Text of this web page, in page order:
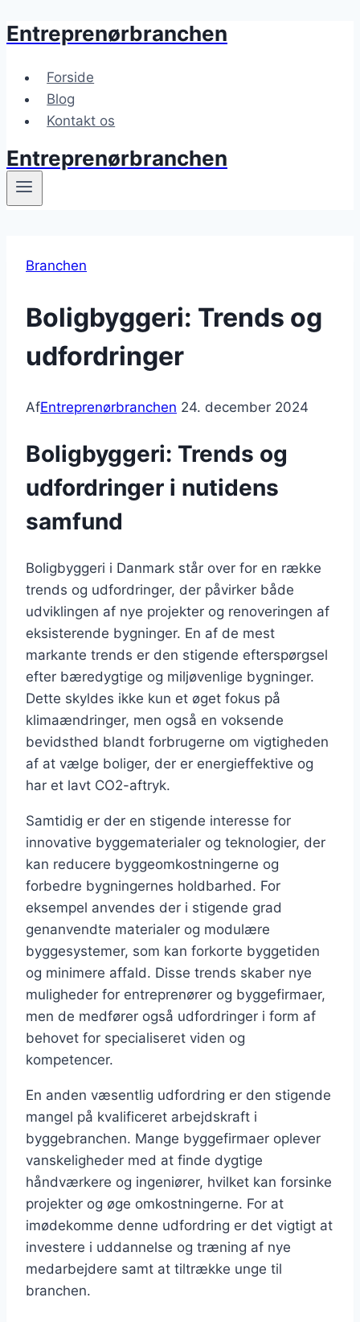
Fortsæt
indhold
Entreprenørbranchen
Forside
Blog
Kontakt os
Entreprenørbranchen
Branchen
Boligbyggeri: Trends og
udfordringer
AfEntreprenørbranchen 24. december 2024
Boligbyggeri: Trends og
udfordringer i nutidens
samfund
Boligbyggeri i Danmark står over for en række
trends og udfordringer, der påvirker både
udviklingen af nye projekter og renoveringen af
eksisterende bygninger. En af de mest
markante trends er den stigende efterspørgsel
efter bæredygtige og miljøvenlige bygninger.
Dette skyldes ikke kun et øget fokus på
klimaændringer, men også en voksende
bevidsthed blandt forbrugerne om vigtigheden
af at vælge boliger, der er energieffektive og
har et lavt CO2-aftryk.
Samtidig er der en stigende interesse for
innovative byggematerialer og teknologier, der
kan reducere byggeomkostningerne og
forbedre bygningernes holdbarhed. For
eksempel anvendes der i stigende grad
genanvendte materialer og modulære
byggesystemer, som kan forkorte byggetiden
og minimere affald. Disse trends skaber nye
muligheder for entreprenører og byggefirmaer,
men de medfører også udfordringer i form af
behovet for specialiseret viden og
kompetencer.
En anden væsentlig udfordring er den stigende
mangel på kvalificeret arbejdskraft i
byggebranchen. Mange byggefirmaer oplever
vanskeligheder med at finde dygtige
håndværkere og ingeniører, hvilket kan forsinke
projekter og øge omkostningerne. For at
imødekomme denne udfordring er det vigtigt at
investere i uddannelse og træning af nye
medarbejdere samt at tiltrække unge til
branchen.